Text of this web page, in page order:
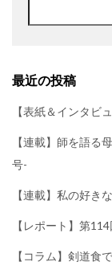
最近の投稿
【表紙＆インタビ
【連載】師を語る
号-
【連載】私の好き
【レポート】第
【コラム】剣道食